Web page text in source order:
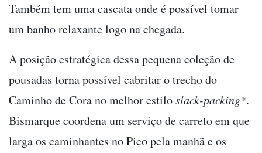
Também tem uma cascata onde é possível tomar
um banho relaxante logo na chegada.
A posição estratégica dessa pequena coleção de
pousadas torna possível cabritar o trecho do
Caminho de Cora no melhor estiloslack-packing*.
Bismarque coordena um serviço de carreto em que
larga os caminhantes no Pico pela manhã e os